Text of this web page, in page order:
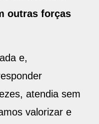
outras forças
e,
atendia sem
valorizar e